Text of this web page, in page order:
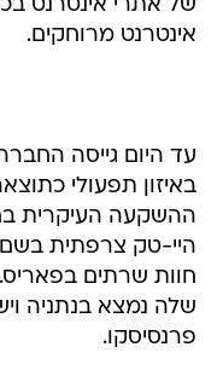
של אתרי אינטרנט
אינטרנט מרוחקים.
עד היום גייסה
באיזון תפעולי
ההשקעה העיקרית
חוות שרתים
שלה נמצא בנתניה
פרנסיסקו.